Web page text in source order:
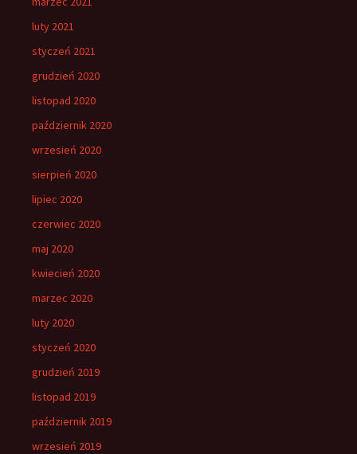
luty 2021
styczeń 2021
grudzień 2020
listopad 2020
październik 2020
wrzesień 2020
sierpień 2020
lipiec 2020
czerwiec 2020
maj 2020
kwiecień 2020
marzec 2020
luty 2020
styczeń 2020
grudzień 2019
listopad 2019
październik 2019
wrzesień 2019